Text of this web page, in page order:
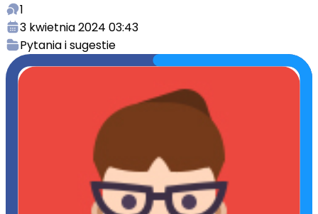
1
3 kwietnia 2024 03:43
Pytania i sugestie